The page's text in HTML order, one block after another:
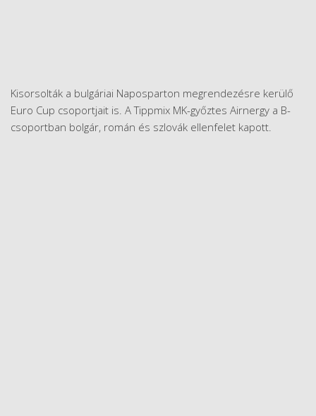
Kisorsolták a bulgáriai Naposparton megrendezésre kerülő
Euro Cup csoportjait is. A Tippmix MK-győztes Airnergy a B-
csoportban bolgár, román és szlovák ellenfelet kapott.